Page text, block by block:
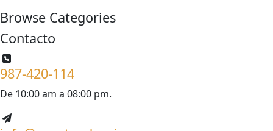
Browse Categories
Contacto
987-420-114
De 10:00 am a 08:00 pm.